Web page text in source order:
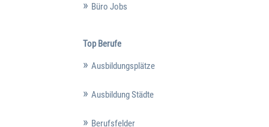
Büro Jobs
Top Berufe
Ausbildungsplätze
Ausbildung Städte
Berufsfelder